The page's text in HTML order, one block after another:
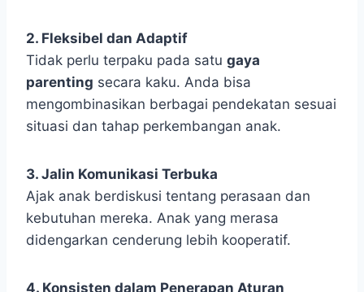
2. Fleksibel dan Adaptif
Tidak perlu terpaku pada satu gaya
parenting secara kaku. Anda bisa
mengombinasikan berbagai pendekatan sesuai
situasi dan tahap perkembangan anak.
3. Jalin Komunikasi Terbuka
Ajak anak berdiskusi tentang perasaan dan
kebutuhan mereka. Anak yang merasa
didengarkan cenderung lebih kooperatif.
4. Konsisten dalam Penerapan Aturan